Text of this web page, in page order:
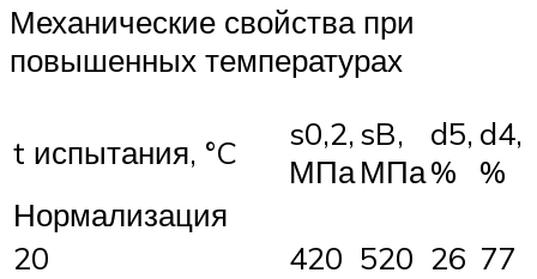
Механические свойства при
повышенных температурах
t испытания, °C
s0,2,
МПа
sB,
МПа
d5,
%
d4,
%
Нормализация
20
420 520 26 77